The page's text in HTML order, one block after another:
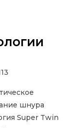
шнура
Super Twin